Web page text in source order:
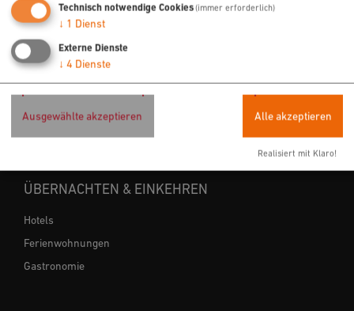
URLAUB & FREIZEIT
Radfahren
Wandern
Freizeit
Sehenswertes
ÜBERNACHTEN & EINKEHREN
Hotels
Ferienwohnungen
Gastronomie
Technisch notwendige Cookies(immer erforderlich)
↓ 1 Dienst
Externe Dienste
↓ 4 Dienste
Ausgewählte akzeptieren Alle akzeptieren
Realisiert mit Klaro!